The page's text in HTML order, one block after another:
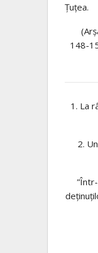
Țuțea.
148-
1. La
2.